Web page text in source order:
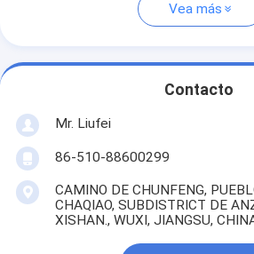
Vea más
Contacto
Mr. Liufei
86-510-88600299
CAMINO DE CHUNFENG,
CHAQIAO, SUBDISTRICT DE
XISHAN., WUXI, JIANGSU,